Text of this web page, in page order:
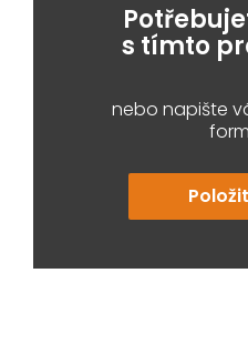
s tímto
nebo napište